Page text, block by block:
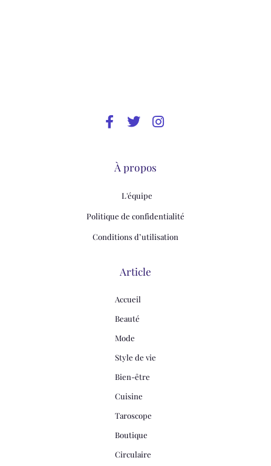
À propos
L'équipe
Politique de confidentialité
Conditions d’utilisation
Article
Accueil
Beauté
Mode
Style de vie
Bien-être
Cuisine
Taroscope
Boutique
Circulaire